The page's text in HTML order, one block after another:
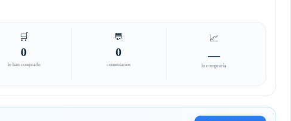
🛒
0
lo han comprado
💬
0
comentarios
📈
—
lo compraría